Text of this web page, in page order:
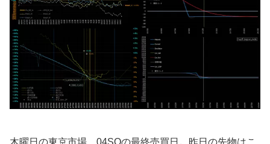
木曜日の東京市場、04SQの最終売買日。昨日の先物はこ